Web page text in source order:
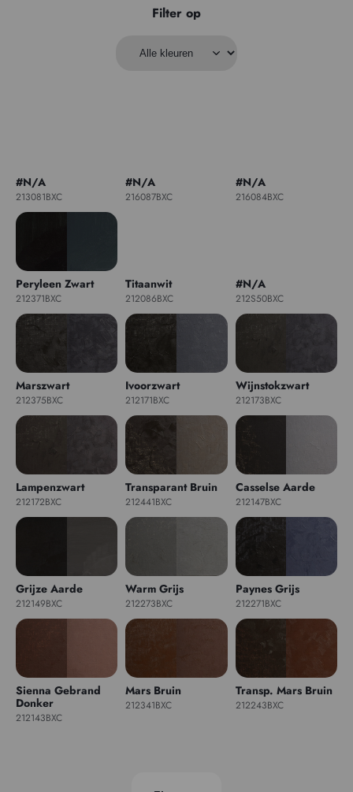
Filter op
#N/A
213081BXC
#N/A
216087BXC
#N/A
216084BXC
Peryleen Zwart
212371BXC
Titaanwit
212086BXC
#N/A
212S50BXC
Marszwart
212375BXC
Ivoorzwart
212171BXC
Wijnstokzwart
212173BXC
Lampenzwart
212172BXC
Transparant Bruin
212441BXC
Casselse Aarde
212147BXC
Grijze Aarde
212149BXC
Warm Grijs
212273BXC
Paynes Grijs
212271BXC
Sienna Gebrand
Donker
212143BXC
Mars Bruin
212341BXC
Transp. Mars Bruin
212243BXC